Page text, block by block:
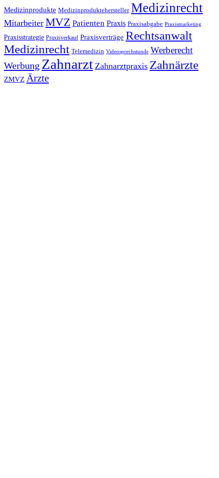
Medizinprodukte Medizinproduktehersteller Medizinrecht
Mitarbeiter MVZ Patienten Praxis Praxisabgabe Praxismarketing
Praxisstrategie Praxisverkauf Praxisverträge Rechtsanwalt
Medizinrecht Telemedizin Videosprechstunde Werberecht
Werbung Zahnarzt Zahnarztpraxis Zahnärzte
ZMVZ Ärzte